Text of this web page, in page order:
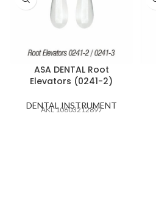
ASA DENTAL Root
Elevators (0241-2)
DENTAL INSTRUMENT
AKL 10603212897